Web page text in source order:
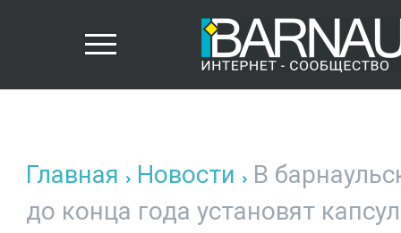
Главная Новости В
до конца года установят